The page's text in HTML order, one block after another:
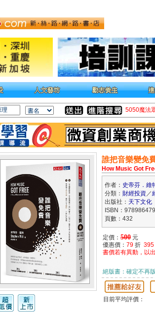
5050魔法
誰把音樂變免
How Music Got
作者： 史帝芬．維
分類： 財經投資／
出版社： 天下文化
ISBN：
頁數：432
定價： 500 元
優惠價： 79 折 395
書價若有異動，以
絕版書：確定不再
目前平均評價：